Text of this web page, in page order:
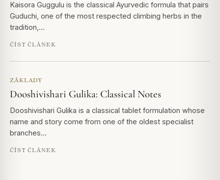
Kaisora Guggulu is the classical Ayurvedic formula that pairs
Guduchi, one of the most respected climbing herbs in the
tradition,…
ČÍST ČLÁNEK
ZÁKLADY
Dooshivishari Gulika: Classical Notes
Dooshivishari Gulika is a classical tablet formulation whose
name and story come from one of the oldest specialist
branches…
ČÍST ČLÁNEK